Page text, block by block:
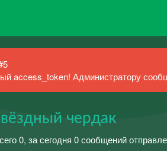
access_token! Администратору
чердак
0, за сегодня 0 сообщений